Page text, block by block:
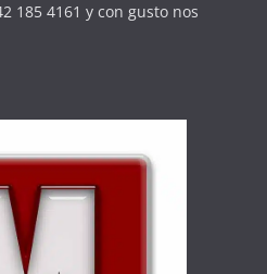
185 4161 y con gusto nos